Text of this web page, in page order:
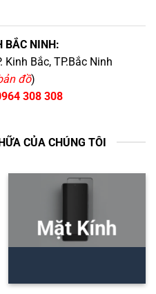
BẮC NINH:
Kinh Bắc, TP.Bắc Ninh
đồ)
308 308
CỦA CHÚNG TÔI
Mặt Kính